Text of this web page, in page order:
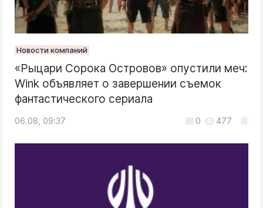
Новости компаний
«Рыцари Сорока Островов» опустили меч:
Wink объявляет о завершении съемок
фантастического сериала
06.08, 09:37 0 477